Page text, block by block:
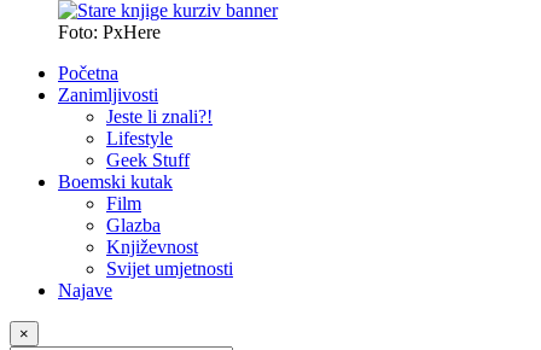
Foto: PxHere
Početna
Zanimljivosti
Jeste li znali?!
Lifestyle
Geek Stuff
Boemski kutak
Film
Glazba
Književnost
Svijet umjetnosti
Najave
×